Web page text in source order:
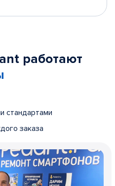
работают
стандартами
заказа